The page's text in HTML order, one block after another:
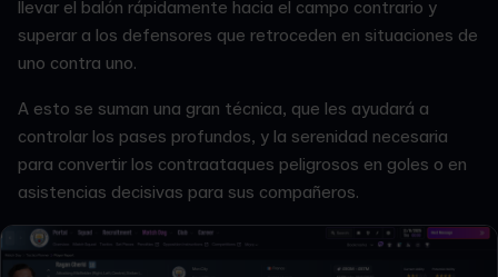
llevar el balón rápidamente hacia el campo contrario y
superar a los defensores que retroceden en situaciones de
uno contra uno.
A esto se suman una gran técnica, que les ayudará a
controlar los pases profundos, y la serenidad necesaria
para convertir los contraataques peligrosos en goles o en
asistencias decisivas para sus compañeros.